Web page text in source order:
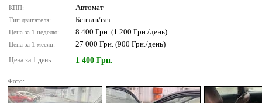
КПП: Автомат
Тип двигателя: Бензин/газ
Цена за 1 неделю: 8 400 Грн. (1 200 Грн./день)
Цена за 1 месяц: 27 000 Грн. (900 Грн./день)
Цена за 1 день: 1 400 Грн.
Фото: